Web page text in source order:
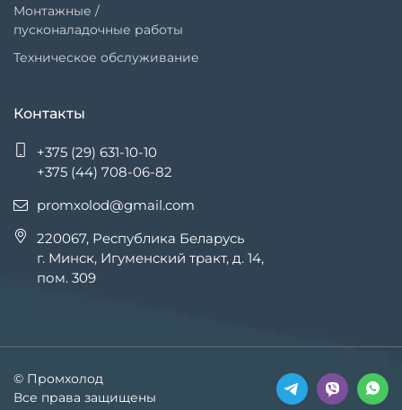
Монтажные /
пусконаладочные работы
Техническое обслуживание
Контакты
+375 (29) 631-10-10
+375 (44) 708-06-82
promxolod@gmail.com
220067, Республика Беларусь
г. Минск, Игуменский тракт, д. 14,
пом. 309
© Промхолод
Все права защищены